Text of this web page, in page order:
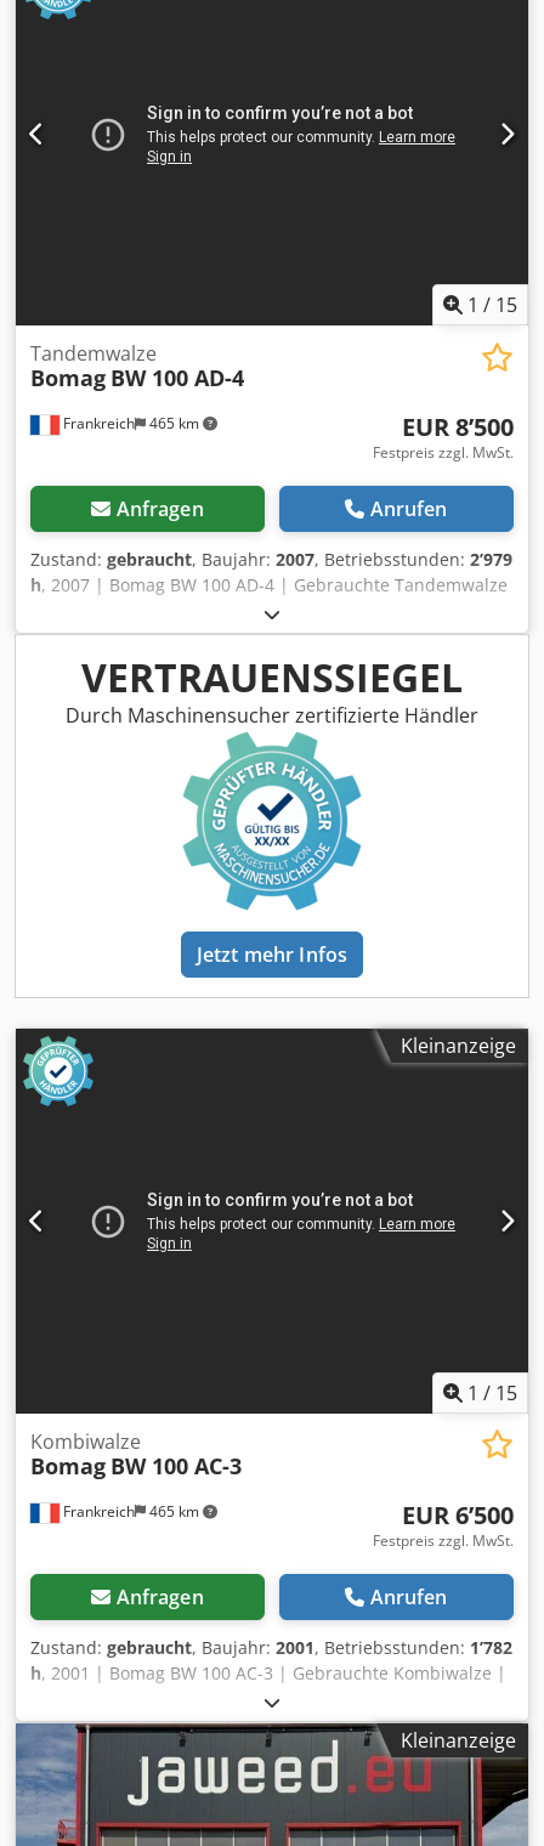
1 / 15
Frankreich 465 km
Tandemwalze
Bomag BW 100 AD-4
EUR 8’500
Festpreis zzgl. MwSt.
Anfragen Anrufen
Zustand: gebraucht, Baujahr: 2007, Betriebsstunden: 2’979
h, 2007 | Bomag BW 100 AD-4 | Gebrauchte Tandemwalze
| 2979 hours 📍Location: Frankreich 🚛 Delivery available to
your destination – Use our shipping calculator to estimate
transport costs! 💰 Buy Now for EUR 8500 or Make an Offer.
Payment at delivery available for an affordable fee (subject
to approval)* 👷‍♂️ Inspected by an independent expert 43
Inspektionspunkte 41 genehmigt ✅ 2 unvollkommene ℹ️ 0
Ausgaben ⚠️ 📌 Inspector's Comment: Gute Maschine,
einige Kratzer und Verdacht auf kleine hydraulische
Leckage. 📄 Want to see the full inspection, extra photos, or
a video? Tip: The reference "40960 Equippo" is commonly
used when looking up more details online. Chodezgw
Dqepfx Adpoa 💡 Why this machine and our service stands
out: ✔ Thorough inspection by professionals ✔ Jobsite
delivery available ✔ Money-Back Guaranteed ✔ Secure and
flexible payment options 🔄 Considering other equipment
options? We offer helpful tools and resources for all
our platform.
VERTRAUENSSIEGEL
Durch Maschinensucher zertifizierte Händler
Jetzt mehr Infos
Kleinanzeige
1 / 15
Frankreich 465 km
Kombiwalze
Bomag BW 100 AC-3
EUR 6’500
Festpreis zzgl. MwSt.
Anfragen Anrufen
Zustand: gebraucht, Baujahr: 2001, Betriebsstunden: 1’782
h, 2001 | Bomag BW 100 AC-3 | Gebrauchte Kombiwalze |
1782 hours 📍Location: Frankreich 🚛 Delivery available to
your destination – Use our shipping calculator to estimate
transport costs! 💰 Buy Now for EUR 6500 or Make an Offer.
Payment at delivery available for an affordable fee (subject
to approval)* 👷‍♂️ Inspected by an independent expert 41
Inspektionspunkte 36 genehmigt ✅ 5 unvollkommene ℹ️ 0
Kleinanzeige